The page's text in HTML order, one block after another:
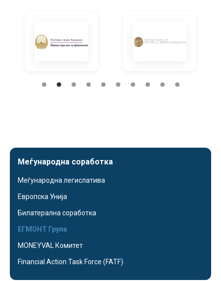
Меѓународна соработка
Меѓународна легислатива
Европска Унија
Билатерална соработка
ЕГМОНТ Група
MONEYVAL Комитет
Financial Action Task Force (FATF)